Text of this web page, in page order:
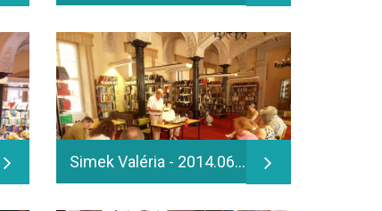
Simek Valéria - 2014.06.13.